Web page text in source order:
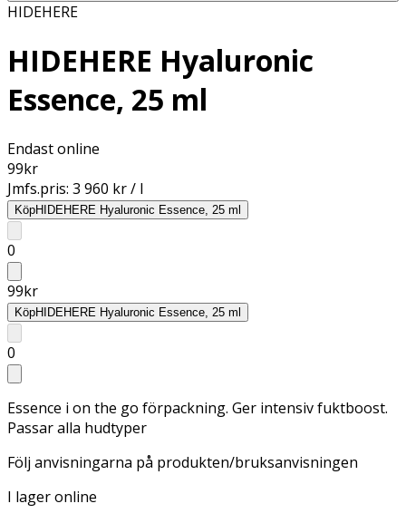
HIDEHERE
HIDEHERE Hyaluronic
Essence, 25 ml
Endast online
99kr
Jmfs.pris: 3 960 kr / l
KöpHIDEHERE Hyaluronic Essence, 25 ml
0
99kr
KöpHIDEHERE Hyaluronic Essence, 25 ml
0
Essence i on the go förpackning. Ger intensiv fuktboost.
Passar alla hudtyper
Följ anvisningarna på produkten/bruksanvisningen
I lager online